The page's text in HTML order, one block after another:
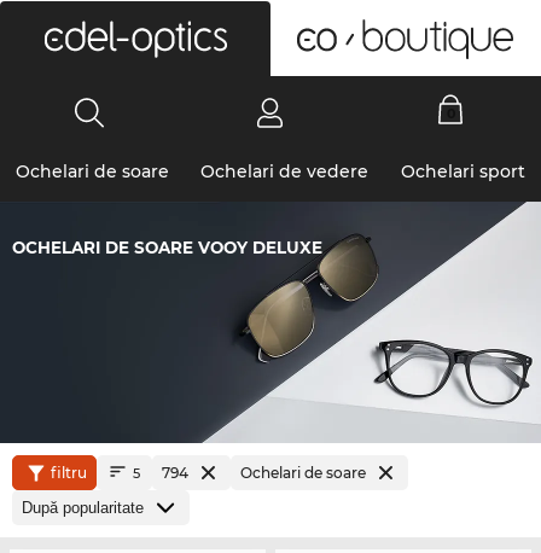
Ochelari de soare Ochelari de vedere Ochelari sport
OCHELARI DE SOARE VOOY DELUXE
filtru 5 794 Ochelari de soare